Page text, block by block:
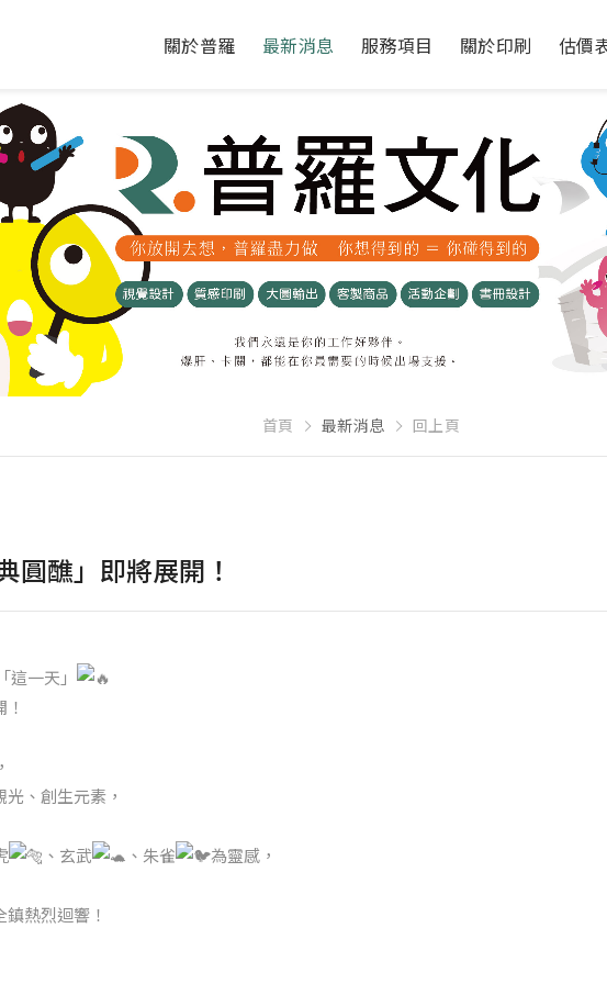
關於普羅 最新消息 服務項目 關於印刷 估價
首頁 最新消息 回上頁
圓醮」即將展開！
一天」
、創生元素，
、玄武 、朱雀
為靈感，
熱烈迴響！